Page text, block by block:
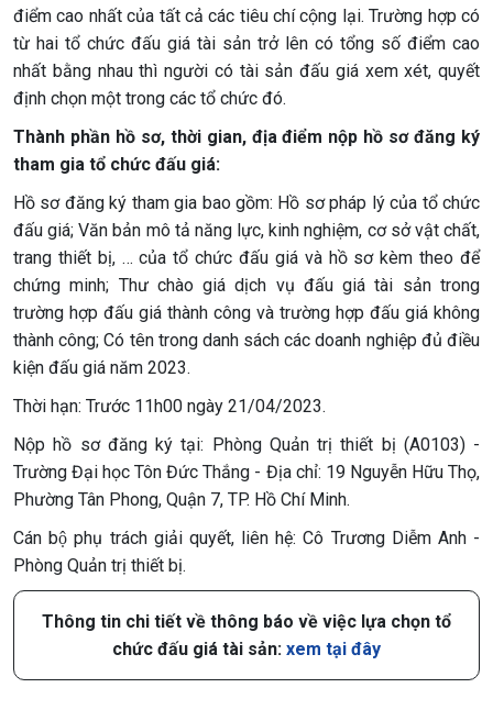
điểm cao nhất của tất cả các tiêu chí cộng lại. Trường hợp có
từ hai tổ chức đấu giá tài sản trở lên có tổng số điểm cao
nhất bằng nhau thì người có tài sản đấu giá xem xét, quyết
định chọn một trong các tổ chức đó.
Thành phần hồ sơ, thời gian, địa điểm nộp hồ sơ đăng ký
tham gia tổ chức đấu giá:
Hồ sơ đăng ký tham gia bao gồm: Hồ sơ pháp lý của tổ chức
đấu giá; Văn bản mô tả năng lực, kinh nghiệm, cơ sở vật chất,
trang thiết bị, … của tổ chức đấu giá và hồ sơ kèm theo để
chứng minh; Thư chào giá dịch vụ đấu giá tài sản trong
trường hợp đấu giá thành công và trường hợp đấu giá không
thành công; Có tên trong danh sách các doanh nghiệp đủ điều
kiện đấu giá năm 2023.
Thời hạn: Trước 11h00 ngày 21/04/2023.
Nộp hồ sơ đăng ký tại: Phòng Quản trị thiết bị (A0103) -
Trường Đại học Tôn Đức Thắng - Địa chỉ: 19 Nguyễn Hữu Thọ,
Phường Tân Phong, Quận 7, TP. Hồ Chí Minh.
Cán bộ phụ trách giải quyết, liên hệ: Cô Trương Diễm Anh -
Phòng Quản trị thiết bị.
Thông tin chi tiết về thông báo về việc lựa chọn tổ
chức đấu giá tài sản: xem tại đây